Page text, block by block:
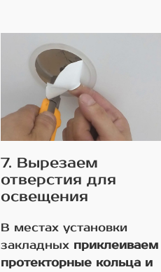
7. Вырезаем
отверстия для
освещения
В местах установки
закладных приклеиваем
протекторные кольца и